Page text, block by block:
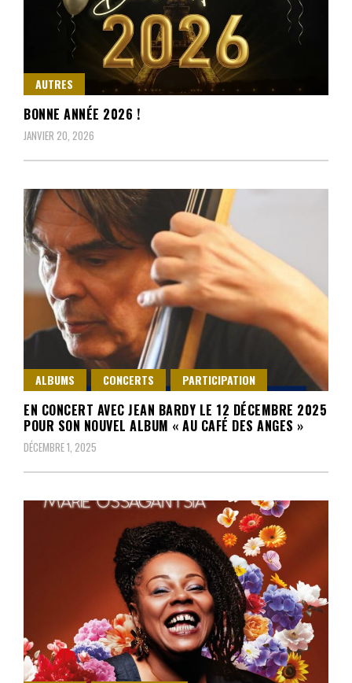
AUTRES
BONNE ANNÉE 2026 !
JANVIER 20, 2026
ALBUMS CONCERTS PARTICIPATION
EN CONCERT AVEC JEAN BARDY LE 12 DÉCEMBRE 2025
POUR SON NOUVEL ALBUM « AU CAFÉ DES ANGES »
DÉCEMBRE 1, 2025